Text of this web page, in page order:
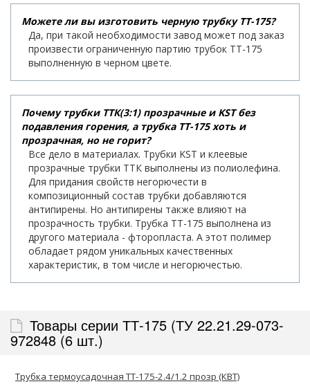
Можете ли вы изготовить черную трубку ТТ-175?
Да, при такой необходимости завод может под заказ
произвести ограниченную партию трубок ТТ-175
выполненную в черном цвете.
Почему трубки ТТК(3:1) прозрачные и KST без
подавления горения, а трубка ТТ-175 хоть и
прозрачная, но не горит?
Все дело в материалах. Трубки KST и клеевые
прозрачные трубки ТТК выполнены из полиолефина.
Для придания свойств негорючести в
композиционный состав трубки добавляются
антипирены. Но антипирены также влияют на
прозрачность трубки. Трубка ТТ-175 выполнена из
другого материала - фторопласта. А этот полимер
обладает рядом уникальных качественных
характеристик, в том числе и негорючестью.
Товары серии ТТ-175 (ТУ 22.21.29-073-
972848 (6 шт.)
Трубка термоусадочная ТТ-175-2.4/1.2 прозр (КВТ)